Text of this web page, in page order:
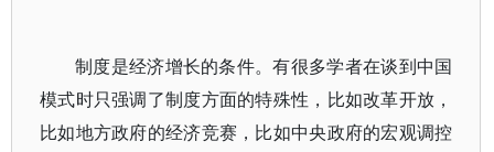
制度是经济增长的条件。有很多学者在谈到中国
模式时只强调了制度方面的特殊性，比如改革开放，
比如地方政府的经济竞赛，比如中央政府的宏观调控